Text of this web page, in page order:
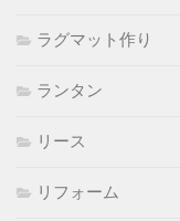
ラグマット作り
ランタン
リース
リフォーム